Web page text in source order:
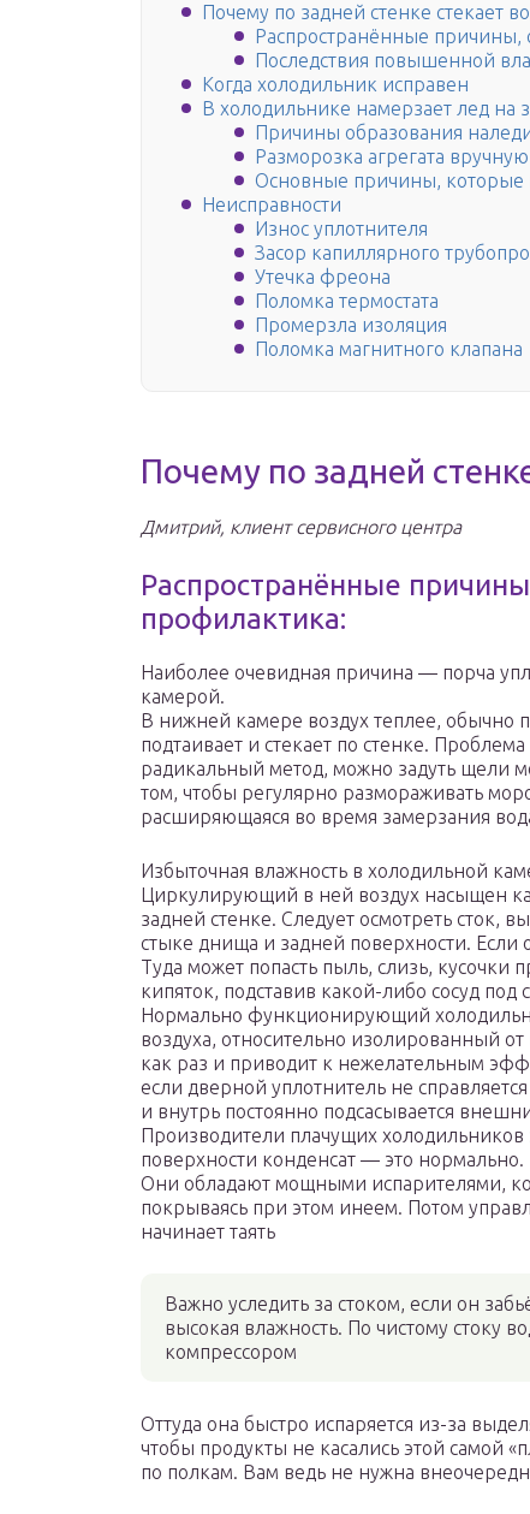
Почему по задней стенке стекает
Распространённые причины,
Последствия повышенной
Когда холодильник исправен
В холодильнике намерзает лед на
Причины образования
Разморозка агрегата вручную
Основные причины, которые
Неисправности
Износ уплотнителя
Засор капиллярного
Утечка фреона
Поломка термостата
Промерзла изоляция
Поломка магнитного клапана
Почему по задней
Дмитрий, клиент сервисного центра
Распространённые
профилактика:
Наиболее очевидная причина — порча
камерой.
В нижней камере воздух теплее, обычно
подтаивает и стекает по стенке.
радикальный метод, можно задуть щели
том, чтобы регулярно размораживать
расширяющаяся во время замерзания
Избыточная влажность в холодильной
Циркулирующий в ней воздух насыщен
задней стенке. Следует осмотреть
стыке днища и задней поверхности. Если
Туда может попасть пыль, слизь, кусочки
кипяток, подставив какой-либо сосуд под
Нормально функционирующий
воздуха, относительно изолированный
как раз и приводит к нежелательным
если дверной уплотнитель не справляется
и внутрь постоянно подсасывается
Производители плачущих
поверхности конденсат — это нормально.
Они обладают мощными испарителями,
покрываясь при этом инеем. Потом
начинает таять
Важно уследить за стоком, если он
высокая влажность. По чистому стоку
компрессором
Оттуда она быстро испаряется из-за
чтобы продукты не касались этой самой
по полкам. Вам ведь не нужна